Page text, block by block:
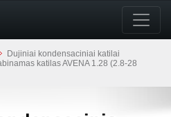
Dujiniai kondensaciniai katilai
katilas AVENA 1.28 (2.8-28